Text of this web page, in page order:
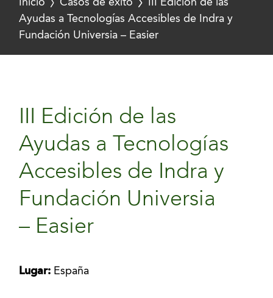
Inicio Casos de éxito
III Edición de las
Ayudas a Tecnologías Accesibles de Indra y
Fundación Universia – Easier
III Edición de las
Ayudas a Tecnologías
Accesibles de Indra y
Fundación Universia
– Easier
Lugar: España